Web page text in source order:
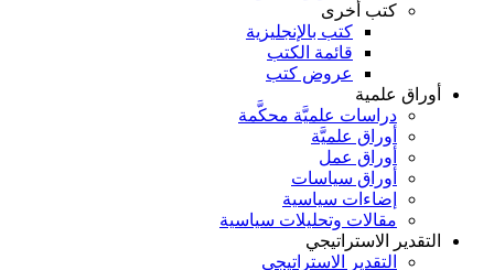
كتب أخرى
كتب بالإنجليزية
قائمة الكتب
عروض كتب
أوراق علمية
دراسات علميَّة محكَّمة
أوراق علميَّة
أوراق عمل
أوراق سياسات
إضاءات سياسية
مقالات وتحليلات سياسية
التقدير الاستراتيجي
التقدير الاستراتيجي